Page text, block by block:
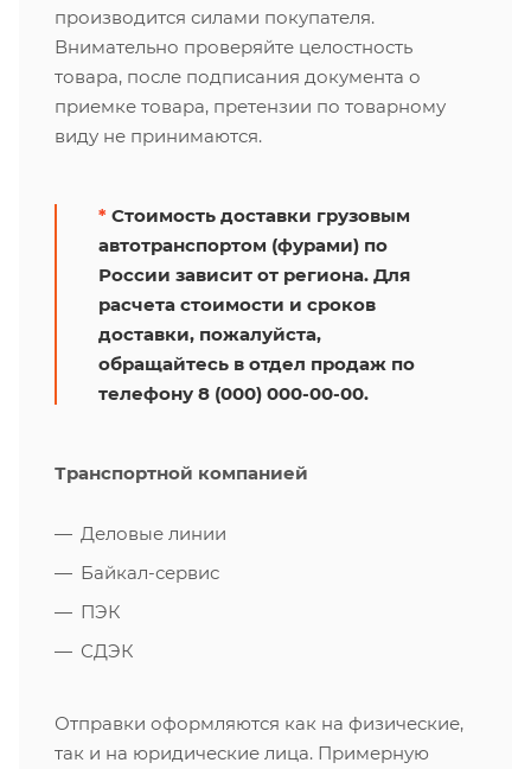
производится силами покупателя.
Внимательно проверяйте целостность
товара, после подписания документа о
приемке товара, претензии по товарному
виду не принимаются.
* Стоимость доставки грузовым
автотранспортом (фурами) по
России зависит от региона. Для
расчета стоимости и сроков
доставки, пожалуйста,
обращайтесь в отдел продаж по
телефону 8 (000) 000-00-00.
Транспортной компанией
Деловые линии
Байкал-сервис
ПЭК
СДЭК
Отправки оформляются как на физические,
так и на юридические лица. Примерную